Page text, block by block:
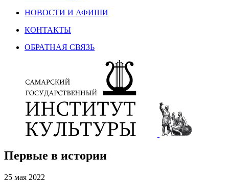
НОВОСТИ И АФИШИ
КОНТАКТЫ
ОБРАТНАЯ СВЯЗЬ
Первые в истории
25 мая 2022